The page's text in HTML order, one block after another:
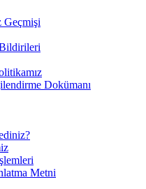
Geçmişi
Dokümanı
Metni